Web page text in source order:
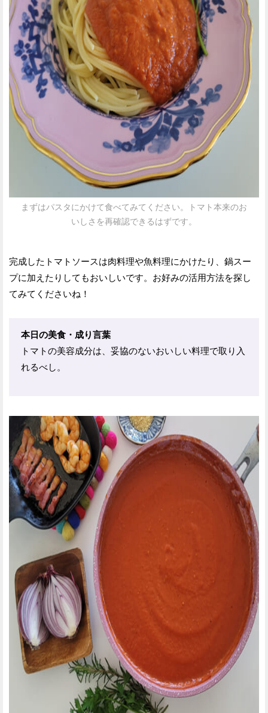
まずはパスタにかけて食べてみてください。トマト本来のお
いしさを再確認できるはずです。
完成したトマトソースは肉料理や魚料理にかけたり、鍋スー
プに加えたりしてもおいしいです。お好みの活用方法を探し
てみてくださいね！
本日の美食・成り言葉
トマトの美容成分は、妥協のないおいしい料理で取り入
れるべし。